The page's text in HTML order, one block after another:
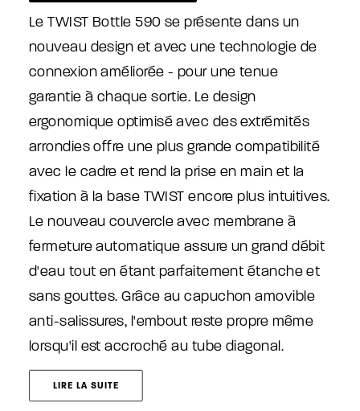
Le TWIST Bottle 590 se présente dans un
nouveau design et avec une technologie de
connexion améliorée - pour une tenue
garantie à chaque sortie. Le design
ergonomique optimisé avec des extrémités
arrondies offre une plus grande compatibilité
avec le cadre et rend la prise en main et la
fixation à la base TWIST encore plus intuitives.
Le nouveau couvercle avec membrane à
fermeture automatique assure un grand débit
d'eau tout en étant parfaitement étanche et
sans gouttes. Grâce au capuchon amovible
anti-salissures, l'embout reste propre même
lorsqu'il est accroché au tube diagonal.
LIRE LA SUITE